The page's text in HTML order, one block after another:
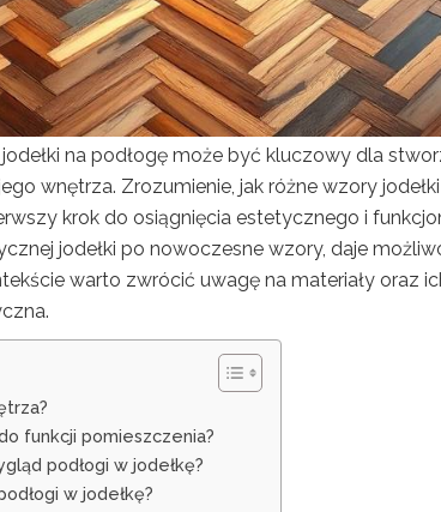
na podłogę może być kluczowy dla
wnętrza. Zrozumienie, jak różne wzory
krok do osiągnięcia estetycznego i
jodełki po nowoczesne wzory, daje
warto zwrócić uwagę na materiały oraz
funkcji pomieszczenia?
podłogi w jodełkę?
w jodełkę?